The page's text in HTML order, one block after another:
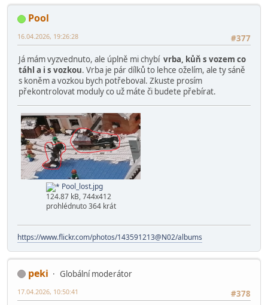
Pool
#377
16.04.2026, 19:26:28
Já mám vyzvednuto, ale úplně mi chybí vrba, kůň s vozem co
táhl a i s vozkou. Vrba je pár dílků to lehce oželím, ale ty sáně
s koněm a vozkou bych potřeboval. Zkuste prosím
překontrolovat moduly co už máte či budete přebírat.
Pool_lost.jpg
124.87 kB, 744x412
prohlédnuto 364 krát
https://www.flickr.com/photos/143591213@N02/albums
peki
Globální moderátor
#378
17.04.2026, 10:50:41